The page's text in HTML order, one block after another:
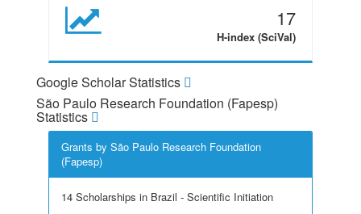
17
H-index (SciVal)
Google Scholar Statistics
São Paulo Research Foundation (Fapesp)
Statistics
Grants by São Paulo Research Foundation
(Fapesp)
14 Scholarships in Brazil - Scientific Initiation